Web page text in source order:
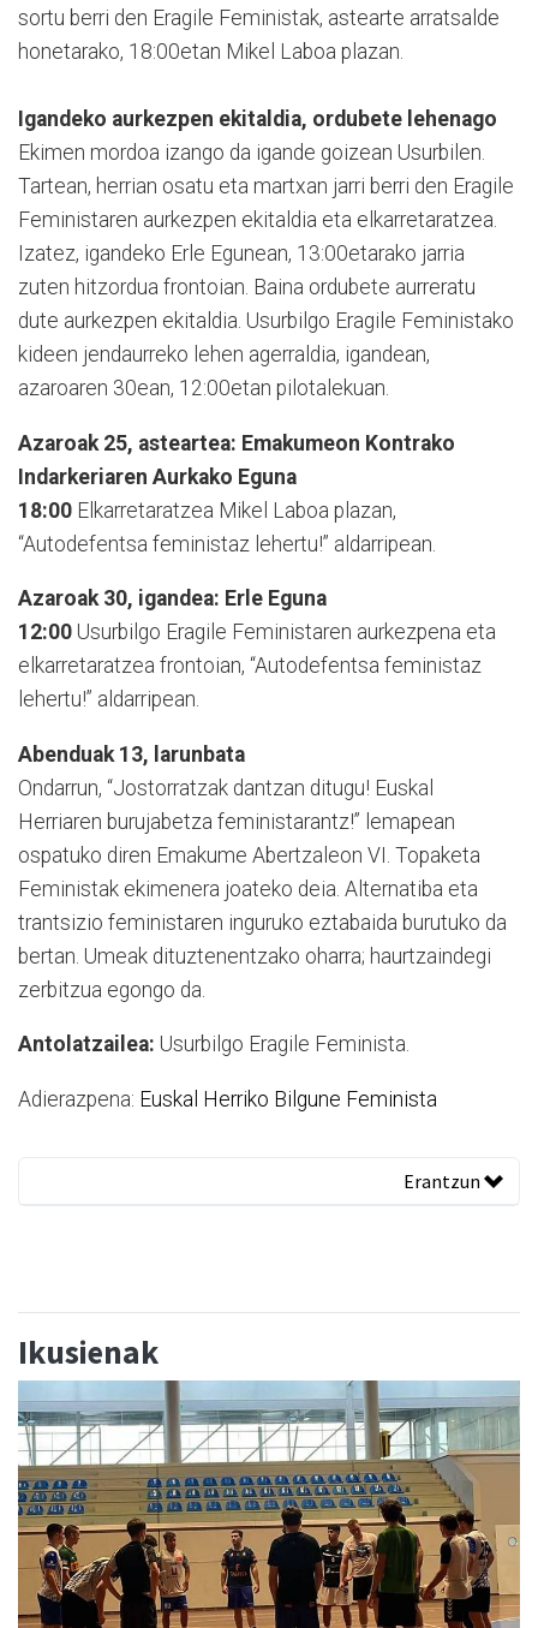
sortu berri den Eragile Feministak, astearte arratsalde
honetarako, 18:00etan Mikel Laboa plazan.
Igandeko aurkezpen ekitaldia, ordubete lehenago
Ekimen mordoa izango da igande goizean Usurbilen.
Tartean, herrian osatu eta martxan jarri berri den Eragile
Feministaren aurkezpen ekitaldia eta elkarretaratzea.
Izatez, igandeko Erle Egunean, 13:00etarako jarria
zuten hitzordua frontoian. Baina ordubete aurreratu
dute aurkezpen ekitaldia. Usurbilgo Eragile Feministako
kideen jendaurreko lehen agerraldia, igandean,
azaroaren 30ean, 12:00etan pilotalekuan.
Azaroak 25, asteartea: Emakumeon Kontrako
Indarkeriaren Aurkako Eguna
18:00 Elkarretaratzea Mikel Laboa plazan,
“Autodefentsa feministaz lehertu!” aldarripean.
Azaroak 30, igandea: Erle Eguna
12:00 Usurbilgo Eragile Feministaren aurkezpena eta
elkarretaratzea frontoian, “Autodefentsa feministaz
lehertu!” aldarripean.
Abenduak 13, larunbata
Ondarrun, “Jostorratzak dantzan ditugu! Euskal
Herriaren burujabetza feministarantz!” lemapean
ospatuko diren Emakume Abertzaleon VI. Topaketa
Feministak ekimenera joateko deia. Alternatiba eta
trantsizio feministaren inguruko eztabaida burutuko da
bertan. Umeak dituztenentzako oharra; haurtzaindegi
zerbitzua egongo da.
Antolatzailea: Usurbilgo Eragile Feminista.
Adierazpena: Euskal Herriko Bilgune Feminista
Erantzun
Ikusienak